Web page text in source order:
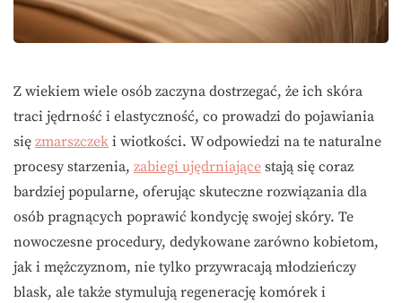
Z wiekiem wiele osób zaczyna dostrzegać, że ich skóra
traci jędrność i elastyczność, co prowadzi do pojawiania
się zmarszczek i wiotkości. W odpowiedzi na te naturalne
procesy starzenia, zabiegi ujędrniające stają się coraz
bardziej popularne, oferując skuteczne rozwiązania dla
osób pragnących poprawić kondycję swojej skóry. Te
nowoczesne procedury, dedykowane zarówno kobietom,
jak i mężczyznom, nie tylko przywracają młodzieńczy
blask, ale także stymulują regenerację komórek i